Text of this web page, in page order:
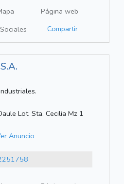
Página web
Compartir
Lot. Sta. Cecilia Mz 1
Anuncio